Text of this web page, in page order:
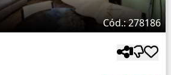
Cód.: 278186